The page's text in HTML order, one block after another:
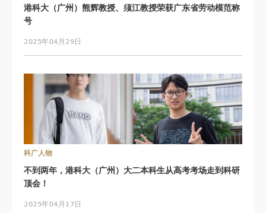
港科大（广州）熊辉教授、须江教授荣获广东省劳动模范称
号
2025年04月29日
科广人物
不到两年，港科大（广州）大二本科生从高考考场走到科研
顶会！
2025年04月17日